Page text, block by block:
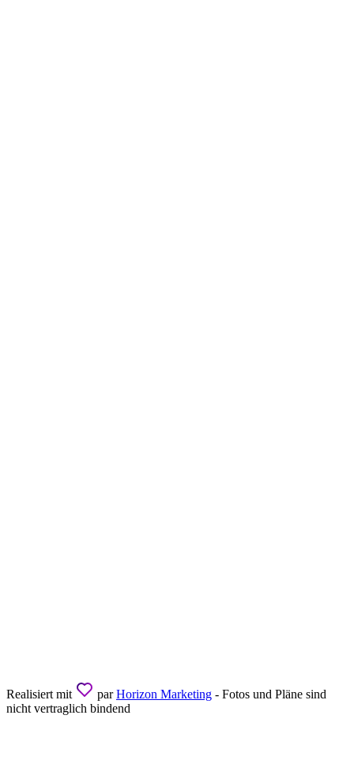
Realisiert mit parHorizon Marketing - Fotos und Pläne sind
nicht vertraglich bindend